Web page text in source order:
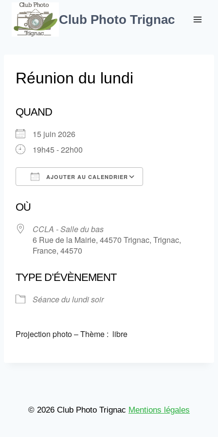
contenu
Club Photo Trignac
Réunion du lundi
QUAND
15 juin 2026
19h45 - 22h00
AJOUTER AU CALENDRIER
OÙ
CCLA - Salle du bas
6 Rue de la Mairie, 44570 Trignac, Trignac,
France, 44570
TYPE D’ÉVÈNEMENT
Séance du lundi soir
Projection photo – Thème : libre
© 2026 Club Photo Trignac Mentions légales